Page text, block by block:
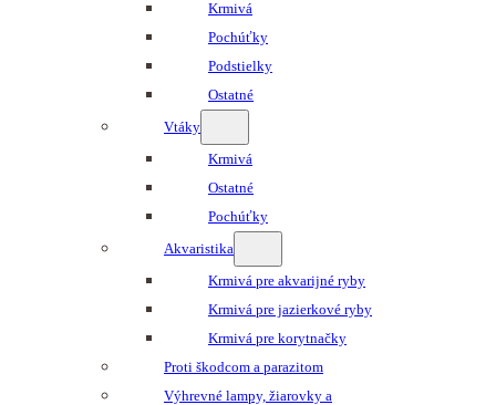
Krmivá
Pochúťky
Podstielky
Ostatné
Vtáky
Krmivá
Ostatné
Pochúťky
Akvaristika
Krmivá pre akvarijné ryby
Krmivá pre jazierkové ryby
Krmivá pre korytnačky
Proti škodcom a parazitom
Výhrevné lampy, žiarovky a